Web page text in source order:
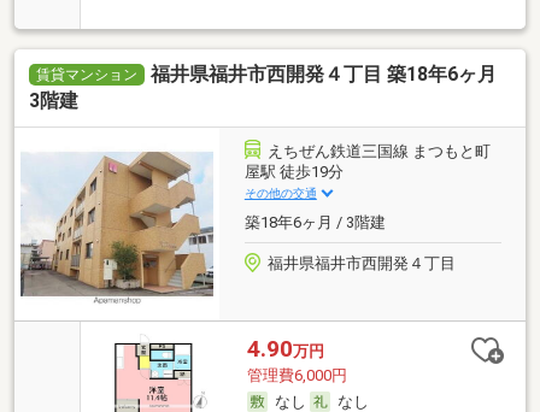
賃貸マンション
福井県福井市西開発４丁目 築18年6ヶ月
3階建
えちぜん鉄道三国線 まつもと町
屋駅 徒歩19分
その他の交通
築18年6ヶ月 / 3階建
福井県福井市西開発４丁目
4.90万円
管理費6,000円
なし
なし